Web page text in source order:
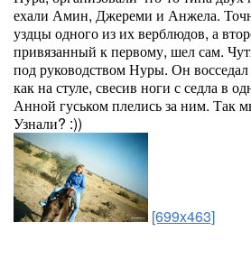
ехали Амин, Джереми и Анжела.
уздцы одного из их верблюдов, а
привязанный к первому, шел сам.
под руководством Нуры. Он
как на стуле, свесив ноги с седла в
Анной гуськом плелись за ним. Так
Узнали? :))
[699x463]